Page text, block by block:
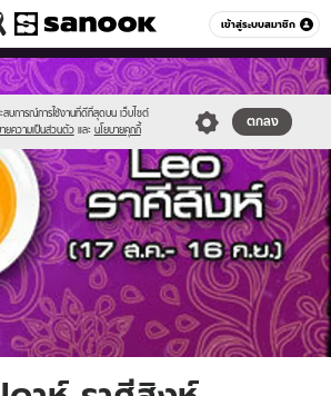
เข้าสู่ระบบสมาชิก
หมวดอื่นๆ
ะสบการณ์การใช้งานที่ดีที่สุดบน เว็บไซต์
ายความเป็นส่วนตัว และ นโยบายคุกกี้
ตกลง
logo-
37857/8leo.jpg